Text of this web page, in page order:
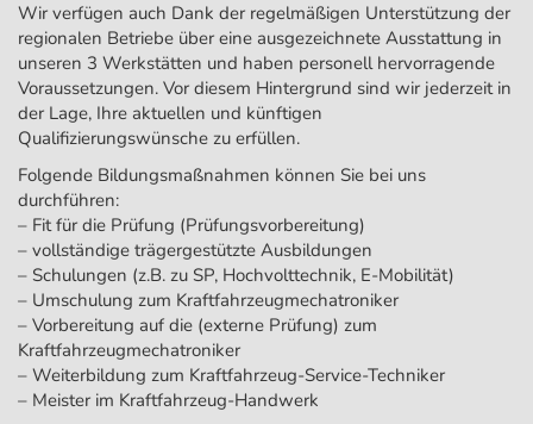
Wir verfügen auch Dank der regelmäßigen Unterstützung der
regionalen Betriebe über eine ausgezeichnete Ausstattung in
unseren 3 Werkstätten und haben personell hervorragende
Voraussetzungen. Vor diesem Hintergrund sind wir jederzeit in
der Lage, Ihre aktuellen und künftigen
Qualifizierungswünsche zu erfüllen.
Folgende Bildungsmaßnahmen können Sie bei uns
durchführen:
– Fit für die Prüfung (Prüfungsvorbereitung)
– vollständige trägergestützte Ausbildungen
– Schulungen (z.B. zu SP, Hochvolttechnik, E-Mobilität)
– Umschulung zum Kraftfahrzeugmechatroniker
– Vorbereitung auf die (externe Prüfung) zum
Kraftfahrzeugmechatroniker
– Weiterbildung zum Kraftfahrzeug-Service-Techniker
– Meister im Kraftfahrzeug-Handwerk